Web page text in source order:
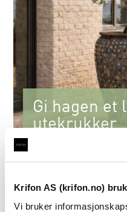
Krifon AS (krifon.no)
Vi bruker
Gi hagen et
utekrukker